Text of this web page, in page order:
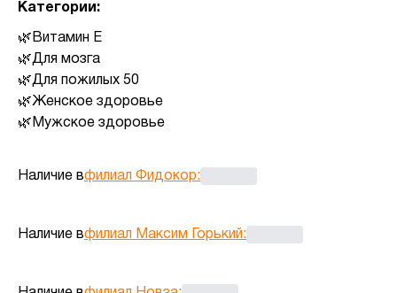
Категории:
Витамин Е
Для мозга
Для пожилых 50
Женское здоровье
Мужское здоровье
Наличие вфилиал Фидокор:
Наличие вфилиал Максим Горький :